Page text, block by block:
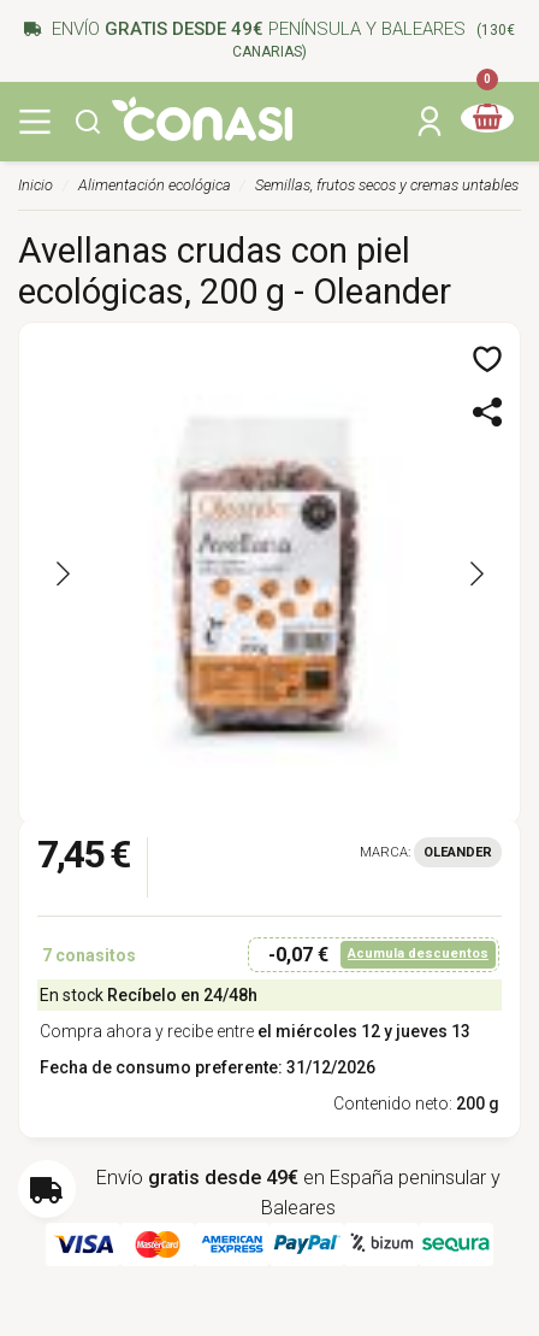
ENVÍO GRATIS DESDE 49€ PENÍNSULA Y BALEARES
(130€
CANARIAS)
0
Inicio Alimentación ecológica Semillas, frutos secos y cremas untables
Avellanas crudas con piel
ecológicas, 200 g - Oleander
7,45 € MARCA: OLEANDER
7 conasitos -0,07 € Acumula descuentos
En stock Recíbelo en 24/48h
Compra ahora y recibe entre el miércoles 12 y jueves 13
Fecha de consumo preferente: 31/12/2026
Contenido neto: 200 g
Envío gratis desde 49€ en España peninsular y
Baleares